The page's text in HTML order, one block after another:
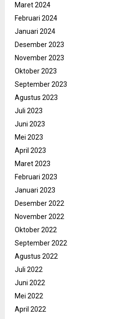
Maret 2024
Februari 2024
Januari 2024
Desember 2023
November 2023
Oktober 2023
September 2023
Agustus 2023
Juli 2023
Juni 2023
Mei 2023
April 2023
Maret 2023
Februari 2023
Januari 2023
Desember 2022
November 2022
Oktober 2022
September 2022
Agustus 2022
Juli 2022
Juni 2022
Mei 2022
April 2022